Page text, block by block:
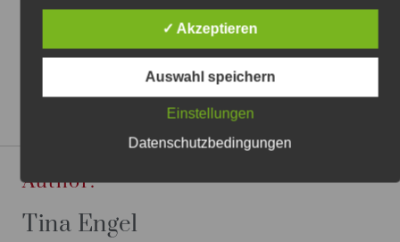
Stille
Author:
Tina Engel
✓ Akzeptieren
Auswahl speichern
Einstellungen
Datenschutzbedingungen